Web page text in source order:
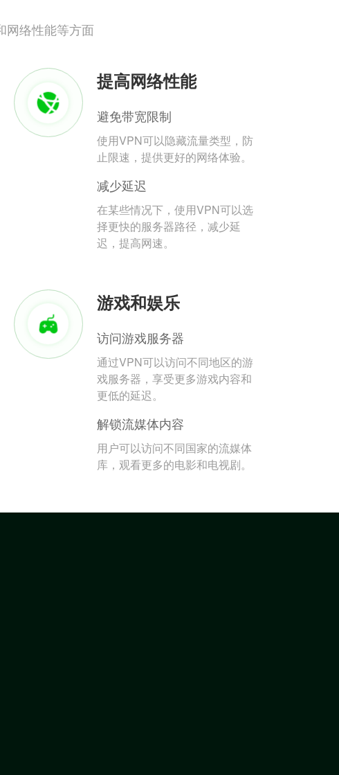
网络性能等方面
提高网络性能
避免带宽限制
使用VPN可以隐藏流量类型，防
止限速，提供更好的网络体验。
减少延迟
在某些情况下，使用VPN可以选
择更快的服务器路径，减少延
迟，提高网速。
游戏和娱乐
访问游戏服务器
通过VPN可以访问不同地区的游
戏服务器，享受更多游戏内容和
更低的延迟。
解锁流媒体内容
用户可以访问不同国家的流媒体
库，观看更多的电影和电视剧。